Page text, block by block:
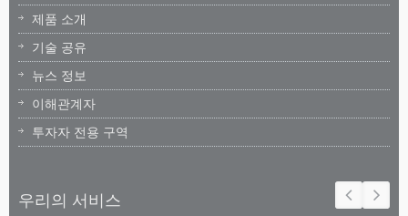
제품 소개
기술 공유
뉴스 정보
이해관계자
투자자 전용 구역
우리의 서비스